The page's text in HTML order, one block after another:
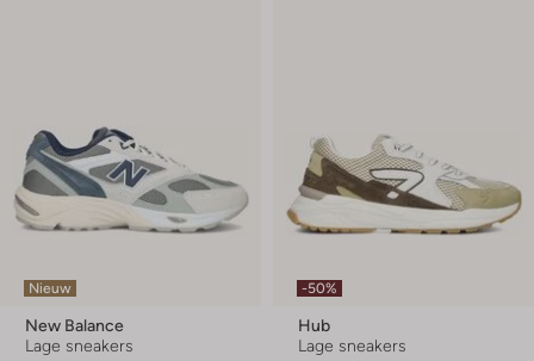
Nieuw
New Balance
Lage sneakers
-50%
Hub
Lage sneakers